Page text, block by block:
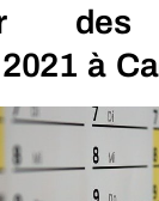
des
à